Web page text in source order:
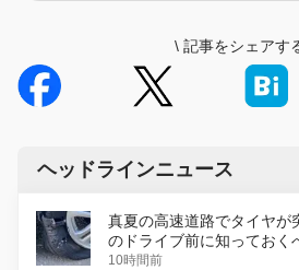
\ 記事をシェアす
ヘッドラインニュース
真夏の高速道路でタイヤが
のドライブ前に知っておく
10時間前